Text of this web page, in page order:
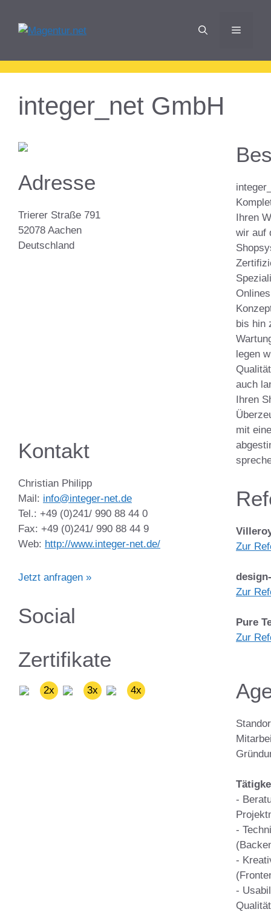
Inhalt
springen
Menü
integer_net GmbH
Adresse
Trierer Straße 791
52078 Aachen
Deutschland
Kontakt
Christian Philipp
Mail: info@integer-net.de
Tel.: +49 (0)241/ 990 88 44 0
Fax: +49 (0)241/ 990 88 44 9
Web: http://www.integer-net.de/
Jetzt anfragen »
Social
Zertifikate
2x 3x 4x
Ihren
wir auf
bis hin
legen
auch
Ihren
mit
Zur
Zur
Pure
Zur
-
-
-
-